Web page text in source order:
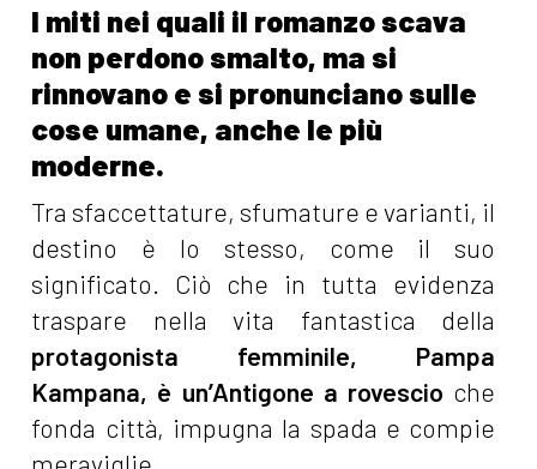
I miti nei quali il romanzo scava
non perdono smalto, ma si
rinnovano e si pronunciano sulle
cose umane, anche le più
moderne.
Tra sfaccettature, sfumature e varianti, il
destino è lo stesso, come il suo
significato. Ciò che in tutta evidenza
traspare nella vita fantastica della
protagonista femminile, Pampa
Kampana, è un’Antigone a rovescio che
fonda città, impugna la spada e compie